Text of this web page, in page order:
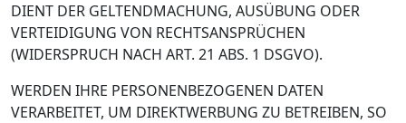
DIENT DER GELTENDMACHUNG, AUSÜBUNG ODER
VERTEIDIGUNG VON RECHTSANSPRÜCHEN
(WIDERSPRUCH NACH ART. 21 ABS. 1 DSGVO).
WERDEN IHRE PERSONENBEZOGENEN DATEN
VERARBEITET, UM DIREKTWERBUNG ZU BETREIBEN, SO